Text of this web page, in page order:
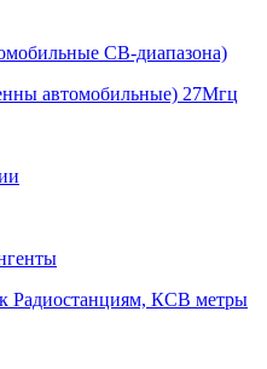
СВ-диапазона)
автомобильные) 27Мгц
Радиостанциям, КСВ метры